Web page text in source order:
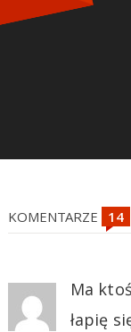
KOMENTARZE
Ma
łapię